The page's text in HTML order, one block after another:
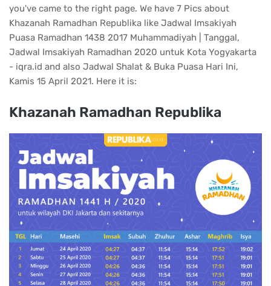
you've came to the right page. We have 7 Pics about
Khazanah Ramadhan Republika like Jadwal Imsakiyah
Puasa Ramadhan 1438 2017 Muhammadiyah | Tanggal,
Jadwal Imsakiyah Ramadhan 2020 untuk Kota Yogyakarta
- iqra.id and also Jadwal Shalat & Buka Puasa Hari Ini,
Kamis 15 April 2021. Here it is:
Khazanah Ramadhan Republika